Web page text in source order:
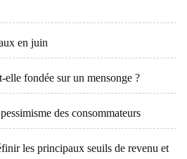
en juin
elle fondée sur un mensonge ?
des consommateurs
les principaux seuils de revenu et